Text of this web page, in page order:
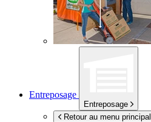
Entreposage
Entreposage
Retour au menu principal